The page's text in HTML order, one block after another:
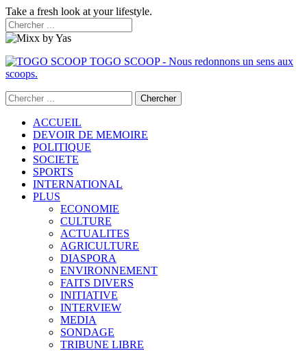
Take a fresh look at your lifestyle.
TOGO SCOOP - Nous redonnons un sens aux
scoops.
ACCUEIL
DEVOIR DE MEMOIRE
POLITIQUE
SOCIETE
SPORTS
INTERNATIONAL
PLUS
ECONOMIE
CULTURE
ACTUALITES
AGRICULTURE
DIASPORA
ENVIRONNEMENT
FAITS DIVERS
INITIATIVE
INTERVIEW
MEDIA
SONDAGE
TRIBUNE LIBRE